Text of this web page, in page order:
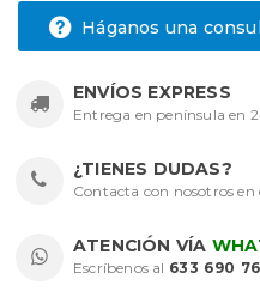
Háganos una
ENVÍOS EXPRESS
Entrega en península en
¿TIENES DUDAS?
Contacta con nosotros en
ATENCIÓN VÍA
Escríbenos al 633 690